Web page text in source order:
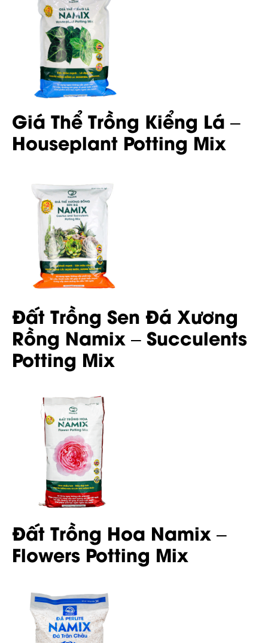
Giá Thể Trồng Kiểng Lá –
Houseplant Potting Mix
Đất Trồng Sen Đá Xương
Rồng Namix – Succulents
Potting Mix
Đất Trồng Hoa Namix –
Flowers Potting Mix